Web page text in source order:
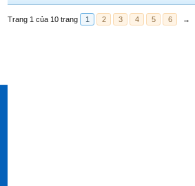
Trang 1 của 10 trang 1 2 3 4 5 6 →